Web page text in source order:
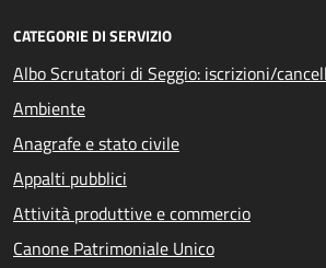
CATEGORIE DI SERVIZIO
Albo Scrutatori di Seggio: iscrizioni/
Ambiente
Anagrafe e stato civile
Appalti pubblici
Attività produttive e commercio
Canone Patrimoniale Unico